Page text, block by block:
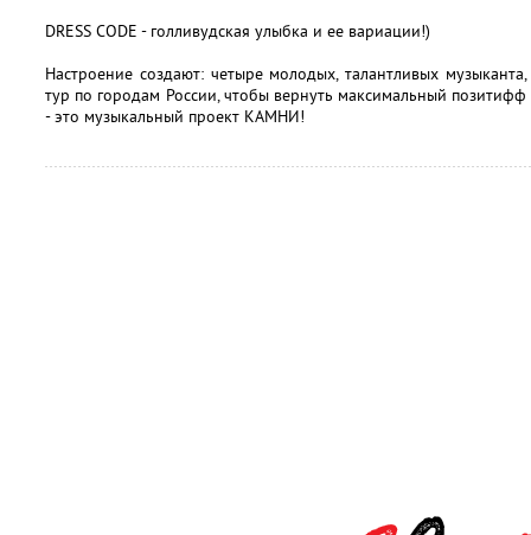
DRESS CODE - голливудская улыбка и ее вариации!)
Настроение создают: четыре молодых, талантливых
тур по городам России, чтобы вернуть максимальный
- это музыкальный проект КАМНИ!